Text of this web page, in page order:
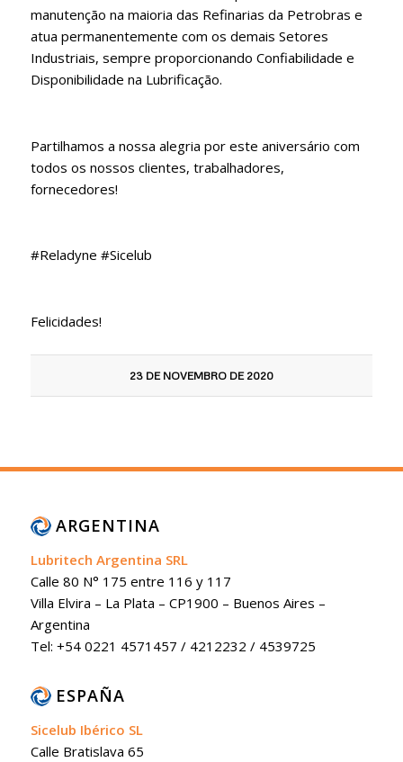
manutenção na maioria das Refinarias da Petrobras e
atua permanentemente com os demais Setores
Industriais, sempre proporcionando Confiabilidade e
Disponibilidade na Lubrificação.
Partilhamos a nossa alegria por este aniversário com
todos os nossos clientes, trabalhadores,
fornecedores!
#Reladyne #Sicelub
Felicidades!
23 DE NOVEMBRO DE 2020
ARGENTINA
Lubritech Argentina SRL
Calle 80 N° 175 entre 116 y 117
Villa Elvira – La Plata – CP1900 – Buenos Aires –
Argentina
Tel: +54 0221 4571457 / 4212232 / 4539725
ESPAÑA
Sicelub Ibérico SL
Calle Bratislava 65